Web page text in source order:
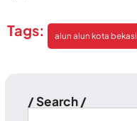
Tags: alun alun kota bekasi
/ Search /